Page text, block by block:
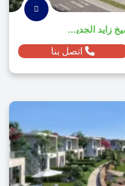
فيلا للبيع في ذا سولوز - سولانا الشيخ زايد الجديدة بمساحة 224م² ومقدم 2,168,400 ج.م
اتصل بنا